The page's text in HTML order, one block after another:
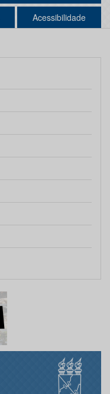
Acessibilidade